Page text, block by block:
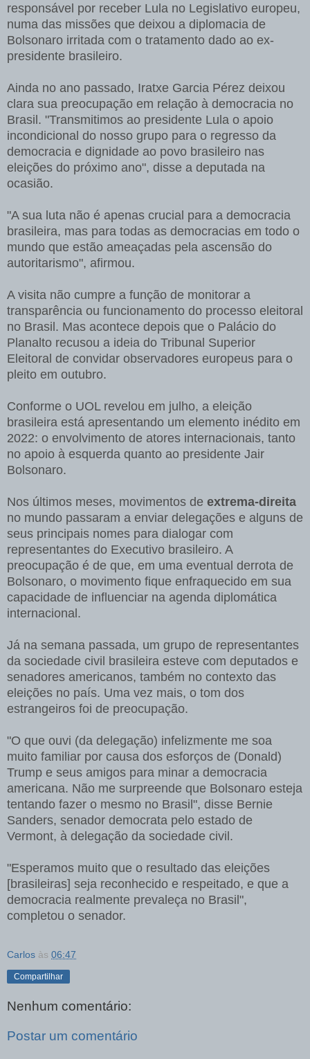
responsável por receber Lula no Legislativo europeu,
numa das missões que deixou a diplomacia de
Bolsonaro irritada com o tratamento dado ao ex-
presidente brasileiro.
Ainda no ano passado, Iratxe Garcia Pérez deixou
clara sua preocupação em relação à democracia no
Brasil. "Transmitimos ao presidente Lula o apoio
incondicional do nosso grupo para o regresso da
democracia e dignidade ao povo brasileiro nas
eleições do próximo ano", disse a deputada na
ocasião.
"A sua luta não é apenas crucial para a democracia
brasileira, mas para todas as democracias em todo o
mundo que estão ameaçadas pela ascensão do
autoritarismo", afirmou.
A visita não cumpre a função de monitorar a
transparência ou funcionamento do processo eleitoral
no Brasil. Mas acontece depois que o Palácio do
Planalto recusou a ideia do Tribunal Superior
Eleitoral de convidar observadores europeus para o
pleito em outubro.
Conforme o UOL revelou em julho, a eleição
brasileira está apresentando um elemento inédito em
2022: o envolvimento de atores internacionais, tanto
no apoio à esquerda quanto ao presidente Jair
Bolsonaro.
Nos últimos meses, movimentos de extrema-direita
no mundo passaram a enviar delegações e alguns de
seus principais nomes para dialogar com
representantes do Executivo brasileiro. A
preocupação é de que, em uma eventual derrota de
Bolsonaro, o movimento fique enfraquecido em sua
capacidade de influenciar na agenda diplomática
internacional.
Já na semana passada, um grupo de representantes
da sociedade civil brasileira esteve com deputados e
senadores americanos, também no contexto das
eleições no país. Uma vez mais, o tom dos
estrangeiros foi de preocupação.
"O que ouvi (da delegação) infelizmente me soa
muito familiar por causa dos esforços de (Donald)
Trump e seus amigos para minar a democracia
americana. Não me surpreende que Bolsonaro esteja
tentando fazer o mesmo no Brasil", disse Bernie
Sanders, senador democrata pelo estado de
Vermont, à delegação da sociedade civil.
"Esperamos muito que o resultado das eleições
[brasileiras] seja reconhecido e respeitado, e que a
democracia realmente prevaleça no Brasil",
completou o senador.
Carlos às 06:47
Compartilhar
Nenhum comentário:
Postar um comentário